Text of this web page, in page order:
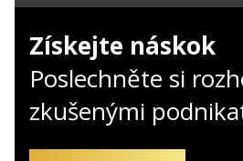
Získejte náskok
Poslechněte si
zkušenými